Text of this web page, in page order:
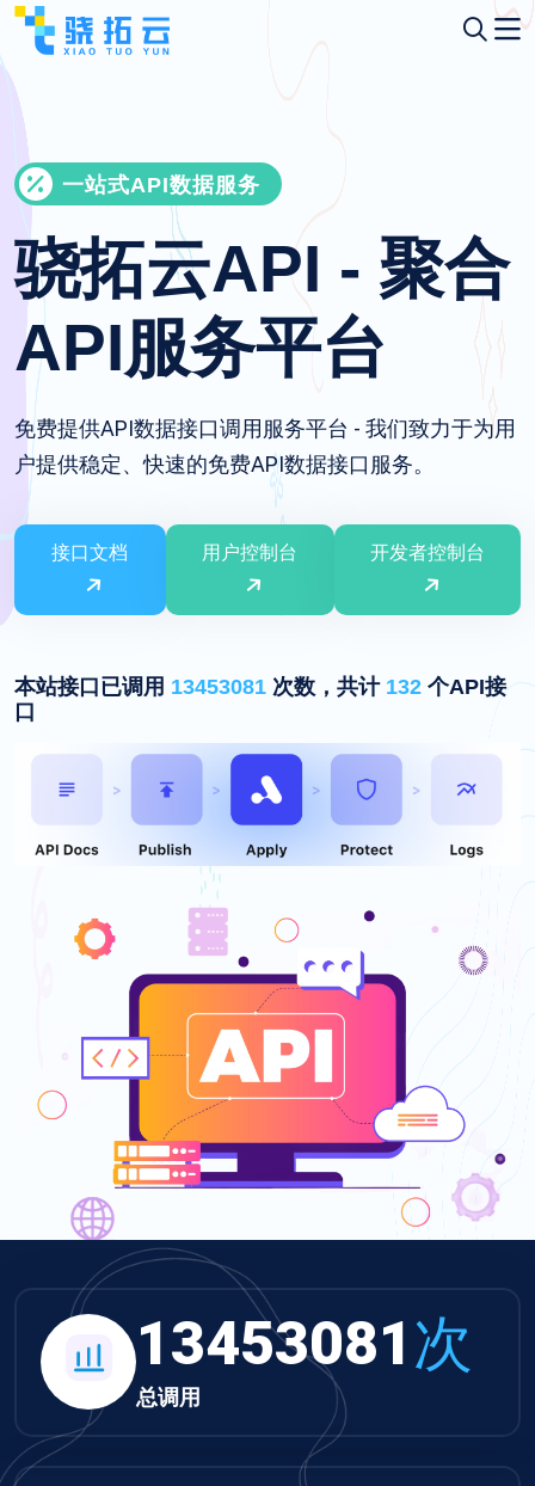
一站式API数据服务
骁拓云API - 聚合
API服务平台
免费提供API数据接口调用服务平台 - 我们致力于为用
户提供稳定、快速的免费API数据接口服务。
接口文档 用户控制台 开发者控制台
本站接口已调用 13453081 次数，共计 132 个API接
口
13453081次
总调用